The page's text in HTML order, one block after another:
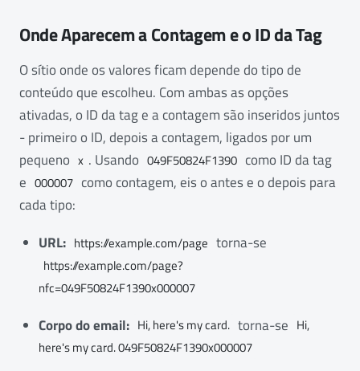
Onde Aparecem a Contagem e o ID da Tag
O sítio onde os valores ficam depende do tipo de
conteúdo que escolheu. Com ambas as opções
ativadas, o ID da tag e a contagem são inseridos juntos
- primeiro o ID, depois a contagem, ligados por um
pequeno x . Usando 049F50824F1390 como ID da tag
e 000007 como contagem, eis o antes e o depois para
cada tipo:
URL: https://example.com/page torna-se
https://example.com/page?
nfc=049F50824F1390x000007
Corpo do email: Hi, here's my card. torna-se Hi,
here's my card. 049F50824F1390x000007